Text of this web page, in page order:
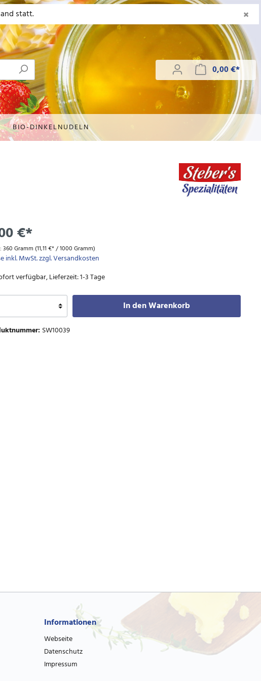
statt. ×
0,00 €*
BIO-DINKELNUDELN
€*
360 Gramm (11,11 €* / 1000 Gramm)
inkl. MwSt. zzgl. Versandkosten
verfügbar, Lieferzeit: 1-3 Tage
In den Warenkorb
SW10039
Informationen
Webseite
Datenschutz
Impressum